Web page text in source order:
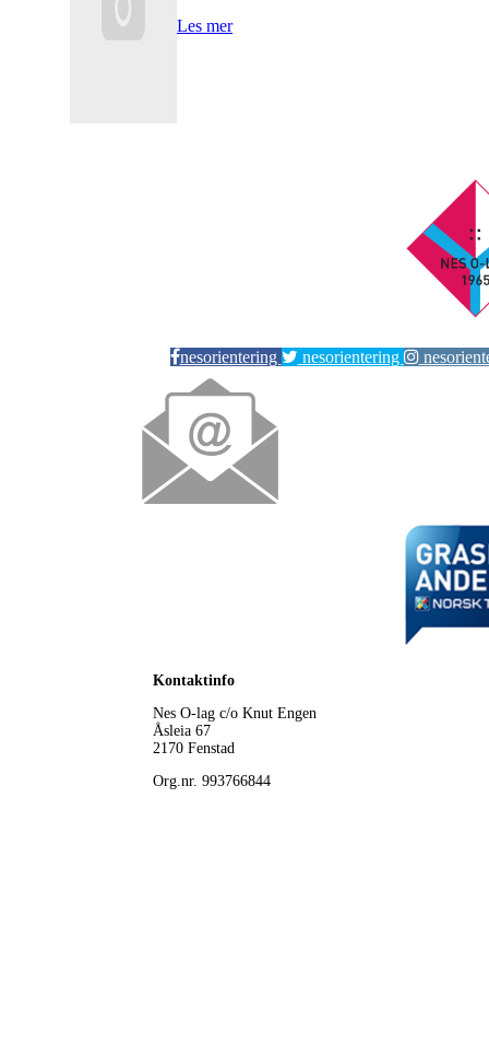
Les mer
nesorientering nesorientering
Kontaktinfo
Nes O-lag c/o Knut Engen
Åsleia 67
2170 Fenstad
Org.nr. 993766844